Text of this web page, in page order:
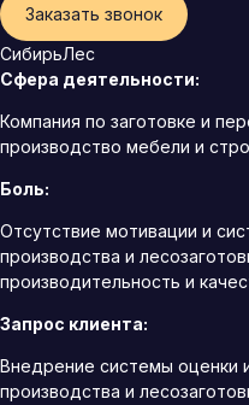
Заказать звонок
СибирьЛес
Сфера деятельности:
Компания по заготовке и
производство мебели и
Боль:
Отсутствие мотивации и
производства и
производительность и
Запрос клиента:
Внедрение системы оценки
производства и